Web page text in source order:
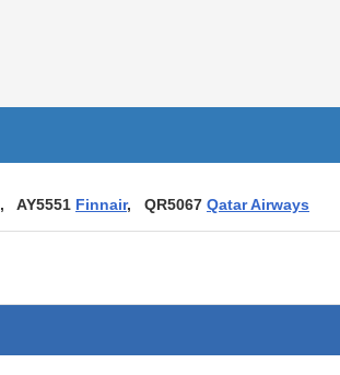
, AY5551 Finnair, QR5067 Qatar Airways